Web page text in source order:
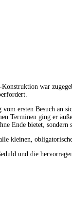
war
ersten Besuch
Terminen ging er
Ende bietet, sondern
und die